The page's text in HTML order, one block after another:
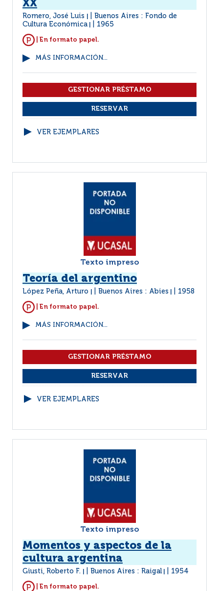
XX
Romero, José Luis
Buenos Aires : Fondo de
Cultura Económica
1965
| En formato papel.
MÁS INFORMACIÓN...
VER EJEMPLARES
Texto impreso
Teoría del argentino
López Peña, Arturo Buenos Aires : Abies 1958
| En formato papel.
MÁS INFORMACIÓN...
VER EJEMPLARES
Texto impreso
Momentos y aspectos de la
cultura argentina
Giusti, Roberto F. Buenos Aires : Raigal 1954
| En formato papel.